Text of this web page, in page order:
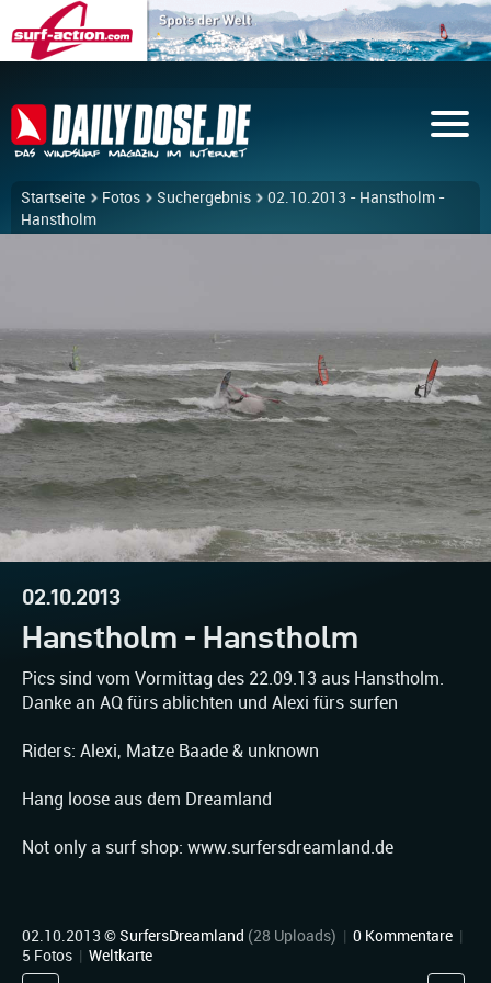
Startseite Fotos Suchergebnis
02.10.2013 - Hanstholm -
Hanstholm
02.10.2013
Hanstholm - Hanstholm
Pics sind vom Vormittag des 22.09.13 aus Hanstholm.
Danke an AQ fürs ablichten und Alexi fürs surfen
Riders: Alexi, Matze Baade & unknown
Hang loose aus dem Dreamland
Not only a surf shop: www.surfersdreamland.de
02.10.2013 ©SurfersDreamland (28 Uploads) | 0 Kommentare |
5 Fotos | Weltkarte